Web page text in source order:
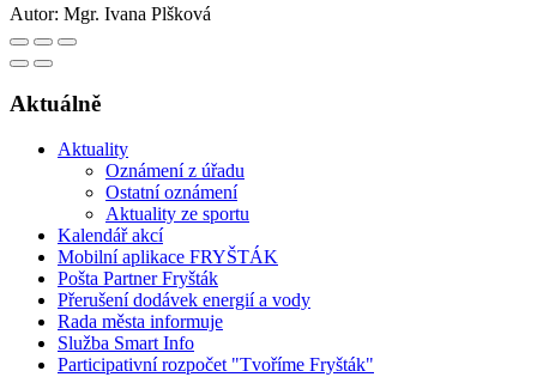
Autor: Mgr. Ivana Plšková
Aktuálně
Aktuality
Oznámení z úřadu
Ostatní oznámení
Aktuality ze sportu
Kalendář akcí
Mobilní aplikace FRYŠTÁK
Pošta Partner Fryšták
Přerušení dodávek energií a vody
Rada města informuje
Služba Smart Info
Participativní rozpočet "Tvoříme Fryšták"